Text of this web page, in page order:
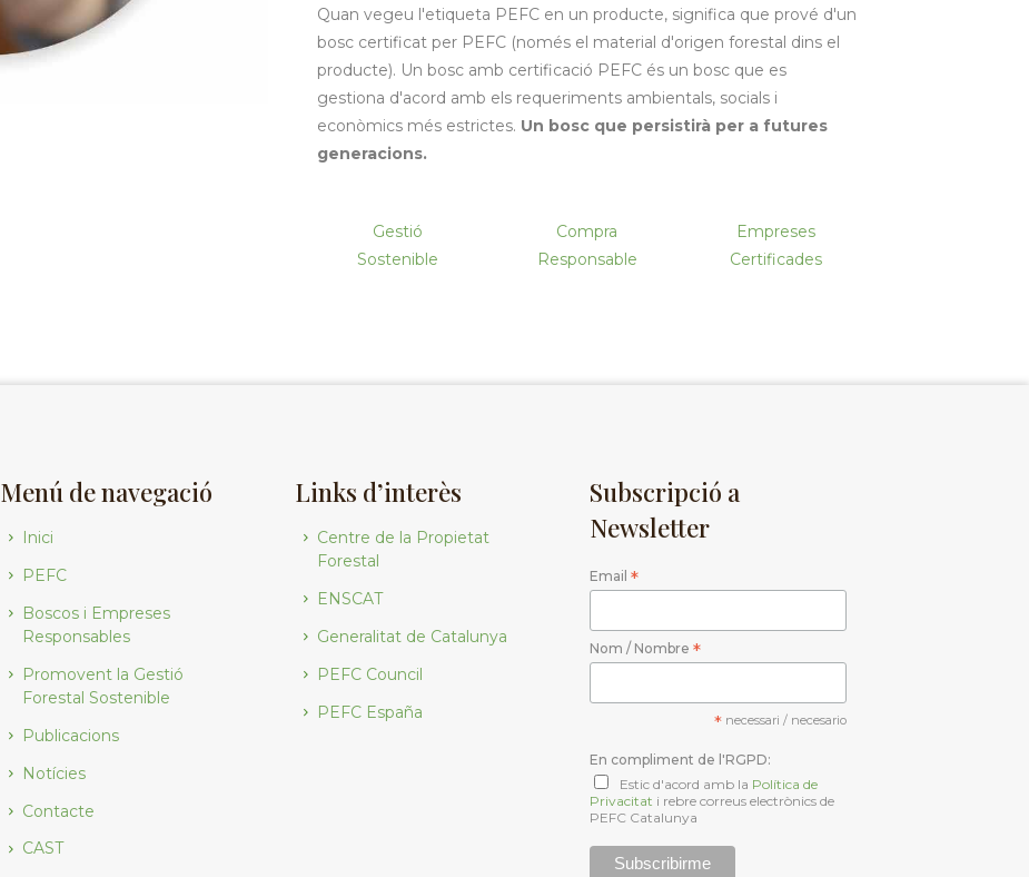
Quan vegeu l'etiqueta PEFC en un producte, significa que prové d'un
bosc certificat per PEFC (només el material d'origen forestal dins el
producte). Un bosc amb certificació PEFC és un bosc que es
gestiona d'acord amb els requeriments ambientals, socials i
econòmics més estrictes. Un bosc que persistirà per a futures
generacions.
Gestió
Sostenible
Compra
Responsable
Empreses
Certificades
Menú de navegació
Inici
PEFC
Boscos i Empreses
Responsables
Promovent la Gestió
Forestal Sostenible
Publicacions
Notícies
Contacte
CAST
Links d’interès
Centre de la Propietat
Forestal
ENSCAT
Generalitat de Catalunya
PEFC Council
PEFC España
Subscripció a
Newsletter
Email *
Nom / Nombre *
* necessari / necesario
En compliment de l'RGPD:
Estic d'acord amb la Política de
Privacitat i rebre correus electrònics de
PEFC Catalunya